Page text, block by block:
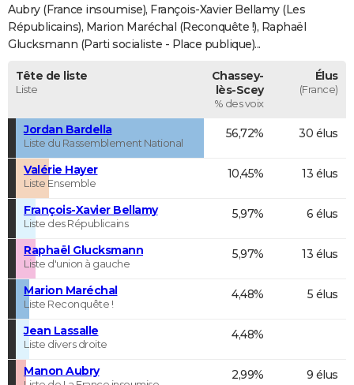
FORUM
Bricolage
Lifestyle
Culture
SportAuto
Television
Voyage
Cinema
Aubry (France insoumise), François-Xavier Bellamy (Les
Républicains), Marion Maréchal (Reconquête !), Raphaël
Glucksmann (Parti socialiste - Place publique)...
Tête de liste
Liste
Chassey-
lès-Scey
% des voix
Élus
(France)
Jordan Bardella
Liste du Rassemblement National
56,72% 30 élus
Valérie Hayer
Liste Ensemble
10,45% 13 élus
François-Xavier Bellamy
Liste des Républicains
5,97% 6 élus
Raphaël Glucksmann
Liste d'union à gauche
5,97% 13 élus
Marion Maréchal
Liste Reconquête !
4,48% 5 élus
Jean Lassalle
Liste divers droite
4,48%
Manon Aubry 2,99% 9 élus